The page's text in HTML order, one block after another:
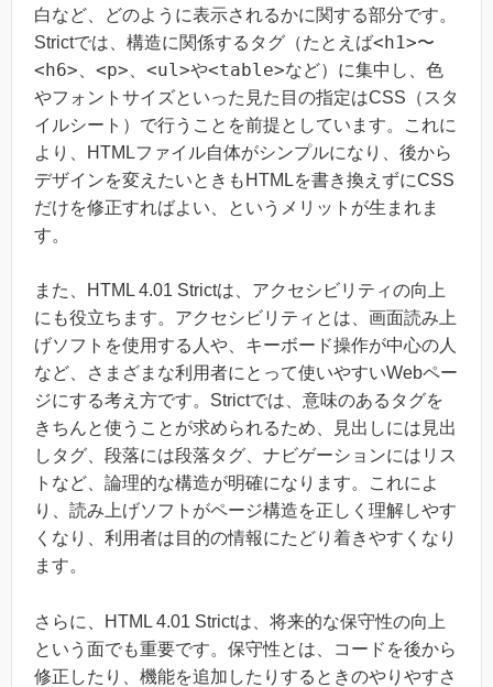
白など、どのように表示されるかに関する部分です。
Strictでは、構造に関係するタグ（たとえば<h1>〜
<h6> <p> <ul>や<table>など）に集中し、色
やフォントサイズといった見た目の指定はCSS（スタ
イルシート）で行うことを前提としています。これに
より、HTMLファイル自体がシンプルになり、後から
デザインを変えたいときもHTMLを書き換えずにCSS
だけを修正すればよい、というメリットが生まれま
す。
また、HTML 4.01 Strictは、アクセシビリティの向上
にも役立ちます。アクセシビリティとは、画面読み上
げソフトを使用する人や、キーボード操作が中心の人
など、さまざまな利用者にとって使いやすいWebペー
ジにする考え方です。Strictでは、意味のあるタグを
きちんと使うことが求められるため、見出しには見出
しタグ、段落には段落タグ、ナビゲーションにはリス
トなど、論理的な構造が明確になります。これによ
り、読み上げソフトがページ構造を正しく理解しやす
くなり、利用者は目的の情報にたどり着きやすくなり
ます。
さらに、HTML 4.01 Strictは、将来的な保守性の向上
という面でも重要です。保守性とは、コードを後から
修正したり、機能を追加したりするときのやりやすさ